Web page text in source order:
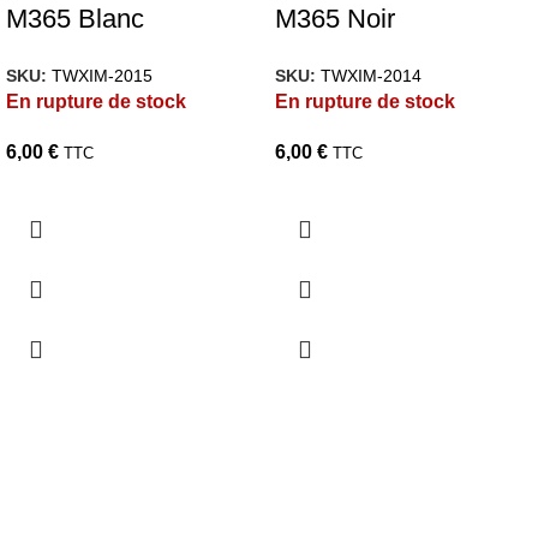
M365 Blanc
SKU: TWXIM-2015
En rupture de stock
6,00 € TTC
M365 Noir
SKU: TWXIM-2014
En rupture de stock
6,00 € TTC